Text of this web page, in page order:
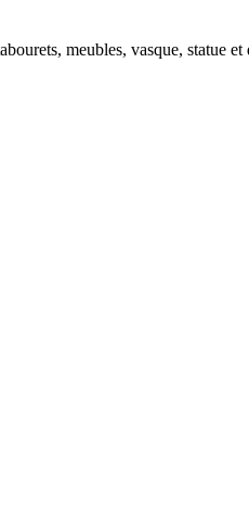
meubles, vasque, statue